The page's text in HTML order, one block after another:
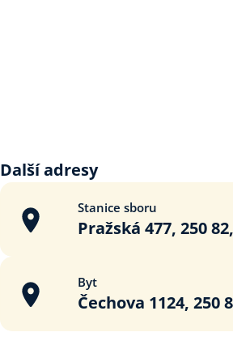
Další adresy
Stanice sboru
Pražská 477, 250
Byt
Čechova 1124, 250